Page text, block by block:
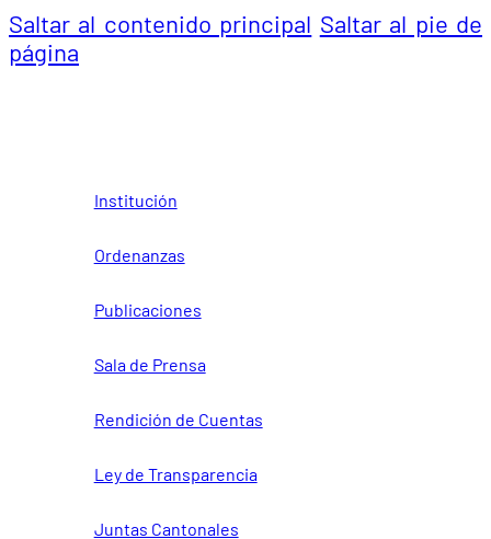
Saltar al contenido principal Saltar al pie de
página
Institución
Ordenanzas
Publicaciones
Sala de Prensa
Rendición de Cuentas
Ley de Transparencia
Juntas Cantonales